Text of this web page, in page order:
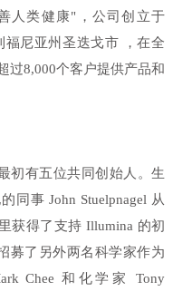
人类健康"，公司创立于
福尼亚州圣迭戈市 ，在全
过8,000个客户提供产品和
初有五位共同创始人。生
同事 John Stuelpnagel 从
获得了支持 Illumina 的初
募了另外两名科学家作为
Chee 和化学家 Tony